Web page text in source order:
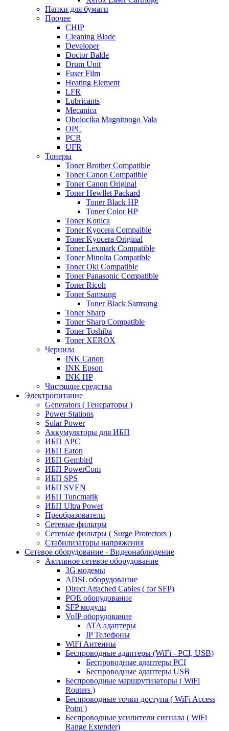
Папки для бумаги
Прочее
CHIP
Cleaning Blade
Developer
Doctor Balde
Drum Unit
Fuser Film
Heating Element
LFR
Lubricants
Mecanica
Obolocika Magnitnogo Vala
OPC
PCR
UFR
Тонеры
Toner Brother Compatible
Toner Canon Compatible
Toner Canon Original
Toner Hewllet Packard
Toner Black HP
Toner Color HP
Toner Konica
Toner Kyocera Compaible
Toner Kyocera Original
Toner Lexmark Compatible
Toner Minolta Compatible
Toner Oki Compatible
Toner Panasonic Compatible
Toner Ricoh
Toner Samsung
Toner Black Samsung
Toner Sharp
Toner Sharp Compatible
Toner Toshiba
Toner XEROX
Чернила
INK Canon
INK Epson
INK HP
Чистящие средства
Электропитание
Generators ( Генераторы )
Power Stations
Solar Power
Аккумуляторы для ИБП
ИБП APC
ИБП Eaton
ИБП Gembird
ИБП PowerCom
ИБП SPS
ИБП SVEN
ИБП Tuncmatik
ИБП Ultra Power
Преобразователи
Сетевые фильтры
Сетевые фильтры ( Surge Protectors )
Стабилизаторы напряжения
Сетевое оборудование - Видеонаблюдение
Активное сетевое оборудование
3G модемы
ADSL оборудование
Direct Attached Cables ( for SFP)
POE оборудование
SFP модули
VoIP оборудование
ATA адаптеры
IP Телефоны
WiFi Антенны
Беспроводные адаптеры (WiFi - PCI, USB)
Беспроводные адаптеры PCI
Беспроводные адаптеры USB
Беспроводные маршрутизаторы ( WiFi
Routers )
Беспроводные точки доступа ( WiFi Access
Point )
Беспроводные усилители сигнала ( WiFi
Range Extender)